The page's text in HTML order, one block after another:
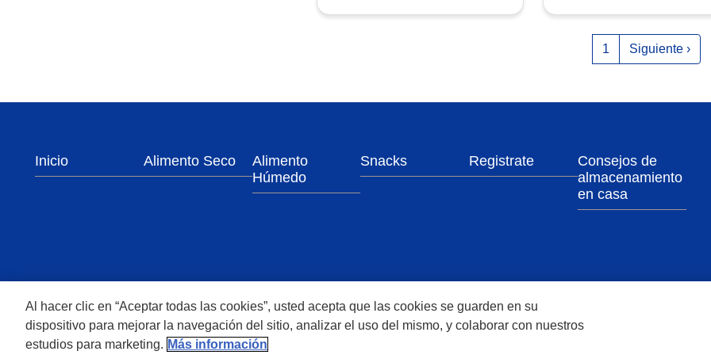
1 Siguiente
Siguiente ›
Inicio Alimento Seco
Alimento
Húmedo
Snacks Registrate
Consejos de
almacenamiento
en casa
Menu Footer Secundario Felix
All Nestlé Purina trademarks owned by Société des Produits Nestlé S.A., Vevey, Switzerland or are used with permission.
Al hacer clic en “Aceptar todas las cookies”, usted acepta que las cookies se guarden en su
dispositivo para mejorar la navegación del sitio, analizar el uso del mismo, y colaborar con nuestros
estudios para marketing. Más información